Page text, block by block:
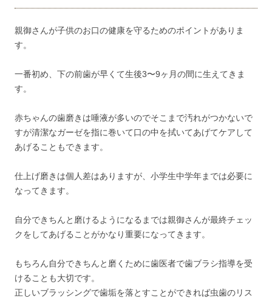
親御さんが子供のお口の健康を守るためのポイントがありま
す。
一番初め、下の前歯が早くて生後3〜9ヶ月の間に生えてきま
す。
赤ちゃんの歯磨きは唾液が多いのでそこまで汚れがつかないで
すが清潔なガーゼを指に巻いて口の中を拭いてあげてケアして
あげることもできます。
仕上げ磨きは個人差はありますが、小学生中学年までは必要に
なってきます。
自分できちんと磨けるようになるまでは親御さんが最終チェッ
クをしてあげることがかなり重要になってきます。
もちろん自分できちんと磨くために歯医者で歯ブラシ指導を受
けることも大切です。
正しいブラッシングで歯垢を落とすことができれば虫歯のリス